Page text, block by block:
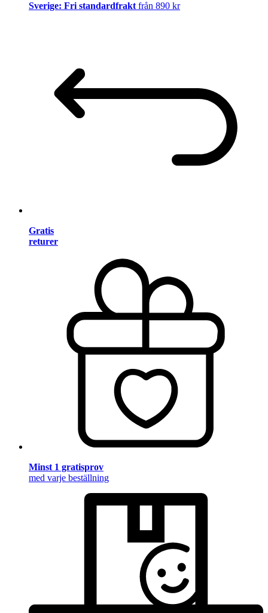
Sverige: Fri standardfrakt från 890 kr
Gratis
returer
Minst 1 gratisprov
med varje beställning